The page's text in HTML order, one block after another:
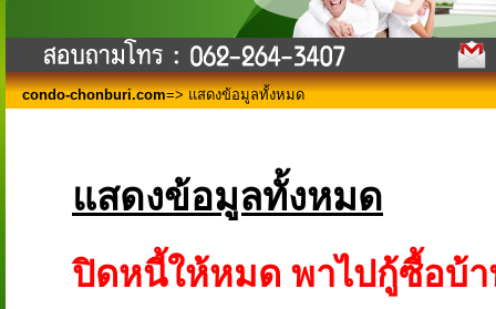
condo-chonburi.com=> แสดงข้อมูลทั้งหมด
แสดงข้อมูลทั้งหมด
ปิดหนี้ให้หมด พาไปกู้ซื้อบ้